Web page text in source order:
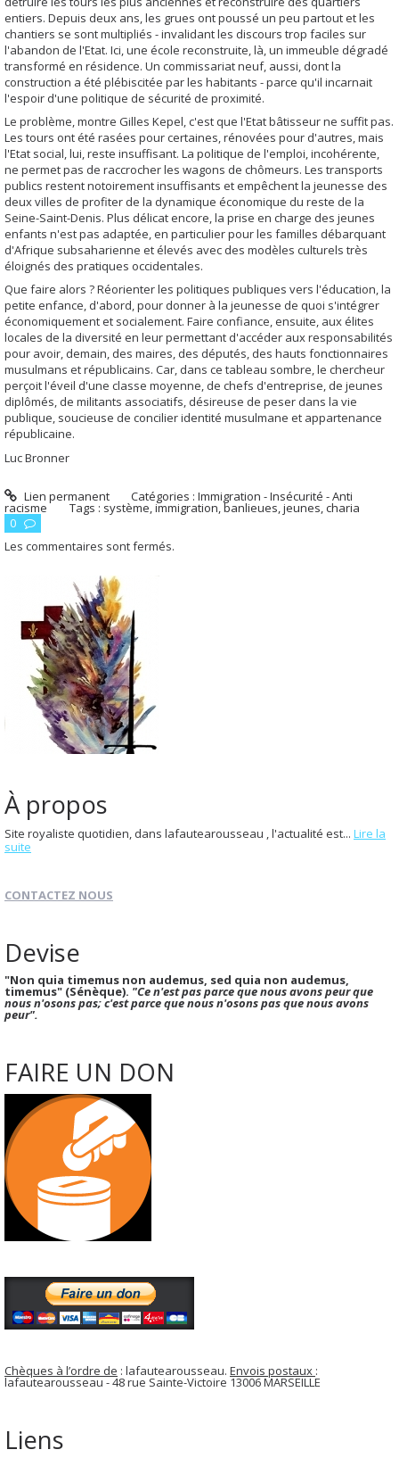
entiers. Depuis deux ans, les grues ont poussé un peu partout et les
chantiers se sont multipliés - invalidant les discours trop faciles sur
l'abandon de l'Etat. Ici, une école reconstruite, là, un immeuble dégradé
transformé en résidence. Un commissariat neuf, aussi, dont la
construction a été plébiscitée par les habitants - parce qu'il incarnait
l'espoir d'une politique de sécurité de proximité.
Le problème, montre Gilles Kepel, c'est que l'Etat bâtisseur ne suffit pas.
Les tours ont été rasées pour certaines, rénovées pour d'autres, mais
l'Etat social, lui, reste insuffisant. La politique de l'emploi, incohérente,
ne permet pas de raccrocher les wagons de chômeurs. Les transports
publics restent notoirement insuffisants et empêchent la jeunesse des
deux villes de profiter de la dynamique économique du reste de la
Seine-Saint-Denis. Plus délicat encore, la prise en charge des jeunes
enfants n'est pas adaptée, en particulier pour les familles débarquant
d'Afrique subsaharienne et élevés avec des modèles culturels très
éloignés des pratiques occidentales.
Que faire alors ? Réorienter les politiques publiques vers l'éducation, la
petite enfance, d'abord, pour donner à la jeunesse de quoi s'intégrer
économiquement et socialement. Faire confiance, ensuite, aux élites
locales de la diversité en leur permettant d'accéder aux responsabilités
pour avoir, demain, des maires, des députés, des hauts fonctionnaires
musulmans et républicains. Car, dans ce tableau sombre, le chercheur
perçoit l'éveil d'une classe moyenne, de chefs d'entreprise, de jeunes
diplômés, de militants associatifs, désireuse de peser dans la vie
publique, soucieuse de concilier identité musulmane et appartenance
républicaine.
Luc Bronner
Lien permanent Catégories :Immigration - Insécurité - Anti
racisme Tags : système,immigration,banlieues,jeunes,charia
0
Les commentaires sont fermés.
À propos
Site royaliste quotidien, dans lafautearousseau , l'actualité est... Lire la
suite
CONTACTEZ NOUS
Devise
"Non quia timemus non audemus, sed quia non audemus,
timemus" (Sénèque). "Ce n'est pas parce que nous avons peur que
nous n'osons pas; c'est parce que nous n'osons pas que nous avons
peur".
FAIRE UN DON
Chèques à l’ordre de : lafautearousseau. Envois postaux :
lafautearousseau - 48 rue Sainte-Victoire 13006 MARSEILLE
Liens